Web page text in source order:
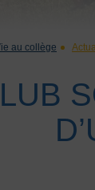
au collège